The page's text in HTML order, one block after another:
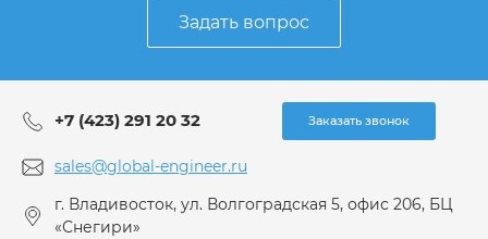
Задать вопрос
+7 (423) 291 20 32 Заказать звонок
sales@global-engineer.ru
г. Владивосток, ул. Волгоградская 5, офис 206, БЦ
«Снегири»